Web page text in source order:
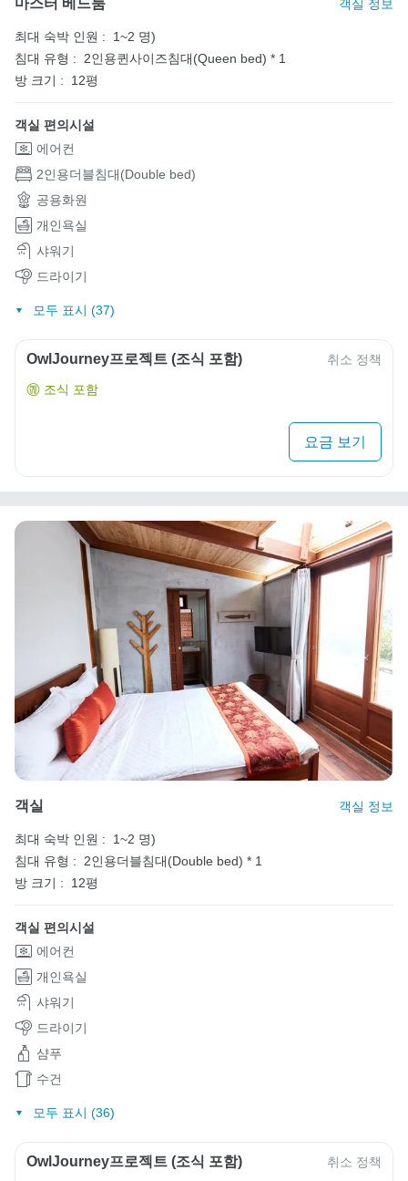
마스터 베드룸 객실 정보
최대 숙박 인원 :
1~2 명)
침대 유형 : 2인용퀸사이즈침대(Queen bed) * 1
방 크기 :
12평
객실 편의시설
에어컨
2인용더블침대(Double bed)
공용화원
개인욕실
샤워기
드라이기
모두 표시 (37)
OwlJourney프로젝트 (조식 포함) 취소 정책
조식 포함
요금 보기
객실 객실 정보
최대 숙박 인원 :
1~2 명)
침대 유형 :
2인용더블침대(Double bed) * 1
방 크기 :
12평
객실 편의시설
에어컨
개인욕실
샤워기
드라이기
샴푸
수건
모두 표시 (36)
OwlJourney프로젝트 (조식 포함) 취소 정책